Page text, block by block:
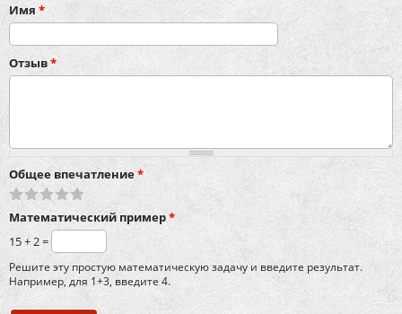
Имя *
Отзыв*
Общее впечатление*
Математический пример*
15 + 2 =
Решите эту простую математическую задачу и введите результат.
Например, для 1+3, введите 4.